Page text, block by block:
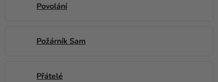
Povolání
Požárník Sam
Přátelé